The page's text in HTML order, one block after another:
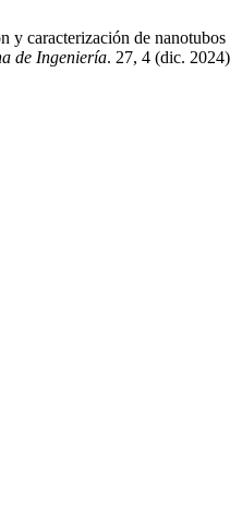
y caracterización de
de Ingeniería. 27, 4 (dic.